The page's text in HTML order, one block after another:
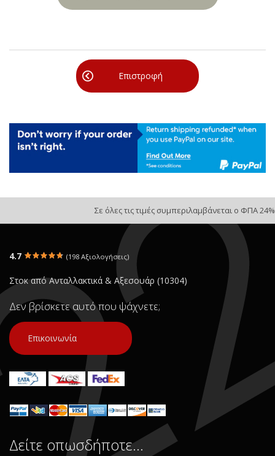
Επιστροφή
Σε όλες τις τιμές συμπεριλαμβάνεται ο ΦΠΑ 24%
4.7 (198 Αξιολογήσεις)
Στοκ από Ανταλλακτικά & Αξεσουάρ (10304)
Δεν βρίσκετε αυτό που ψάχνετε;
Επικοινωνία
Δείτε οπωσδήποτε…